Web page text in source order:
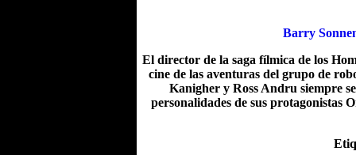
Barry
El director de la saga fílmica de los
cine de las aventuras del grupo de
Kanigher y Ross Andru siempre
personalidades de sus protagonistas